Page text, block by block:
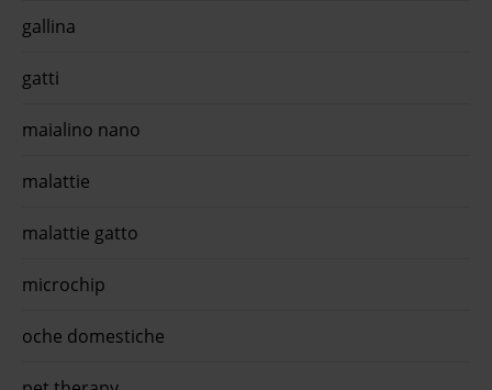
gallina
gatti
maialino nano
malattie
malattie gatto
microchip
oche domestiche